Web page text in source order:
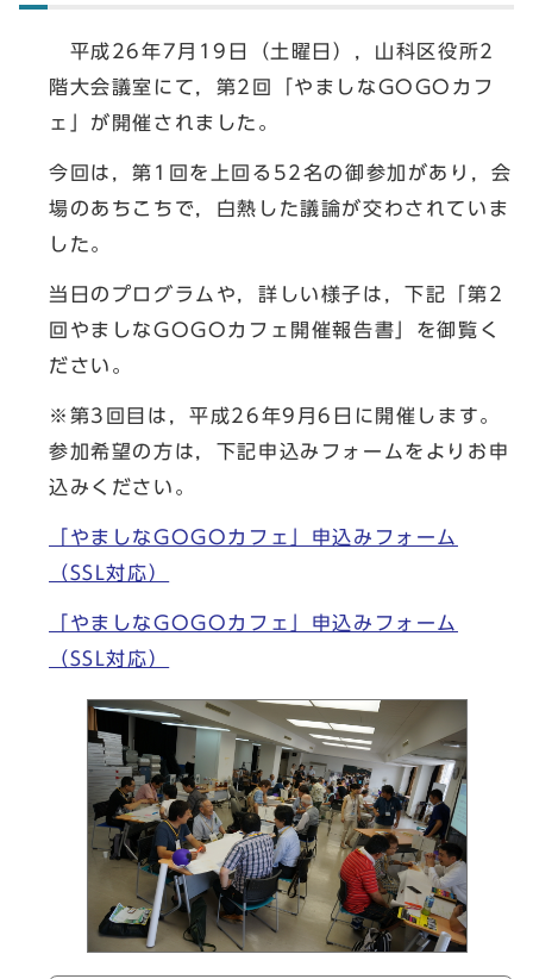
平成26年7月19日（土曜日），山科区役所2
階大会議室にて，第2回「やましなGOGOカフ
ェ」が開催されました。
今回は，第1回を上回る52名の御参加があり，会
場のあちこちで，白熱した議論が交わされていま
した。
当日のプログラムや，詳しい様子は，下記「第2
回やましなGOGOカフェ開催報告書」を御覧く
ださい。
※第3回目は，平成26年9月6日に開催します。
参加希望の方は，下記申込みフォームをよりお申
込みください。
「やましなGOGOカフェ」申込みフォーム
（SSL対応）
「やましなGOGOカフェ」申込みフォーム
（SSL対応）